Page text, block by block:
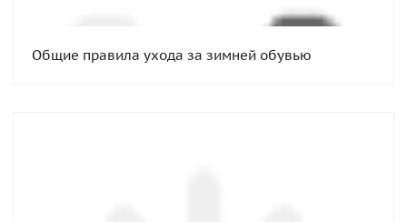
Общие правила ухода за зимней обувью